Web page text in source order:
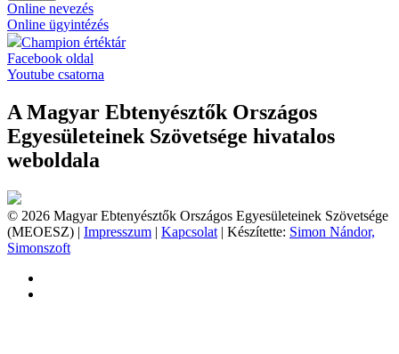
Online nevezés
Online ügyintézés
Champion értéktár
Facebook oldal
Youtube csatorna
A Magyar Ebtenyésztők Országos
Egyesületeinek Szövetsége hivatalos
weboldala
© 2026 Magyar Ebtenyésztők Országos Egyesületeinek Szövetsége
(MEOESZ) | Impresszum | Kapcsolat | Készítette: Simon Nándor,
Simonszoft